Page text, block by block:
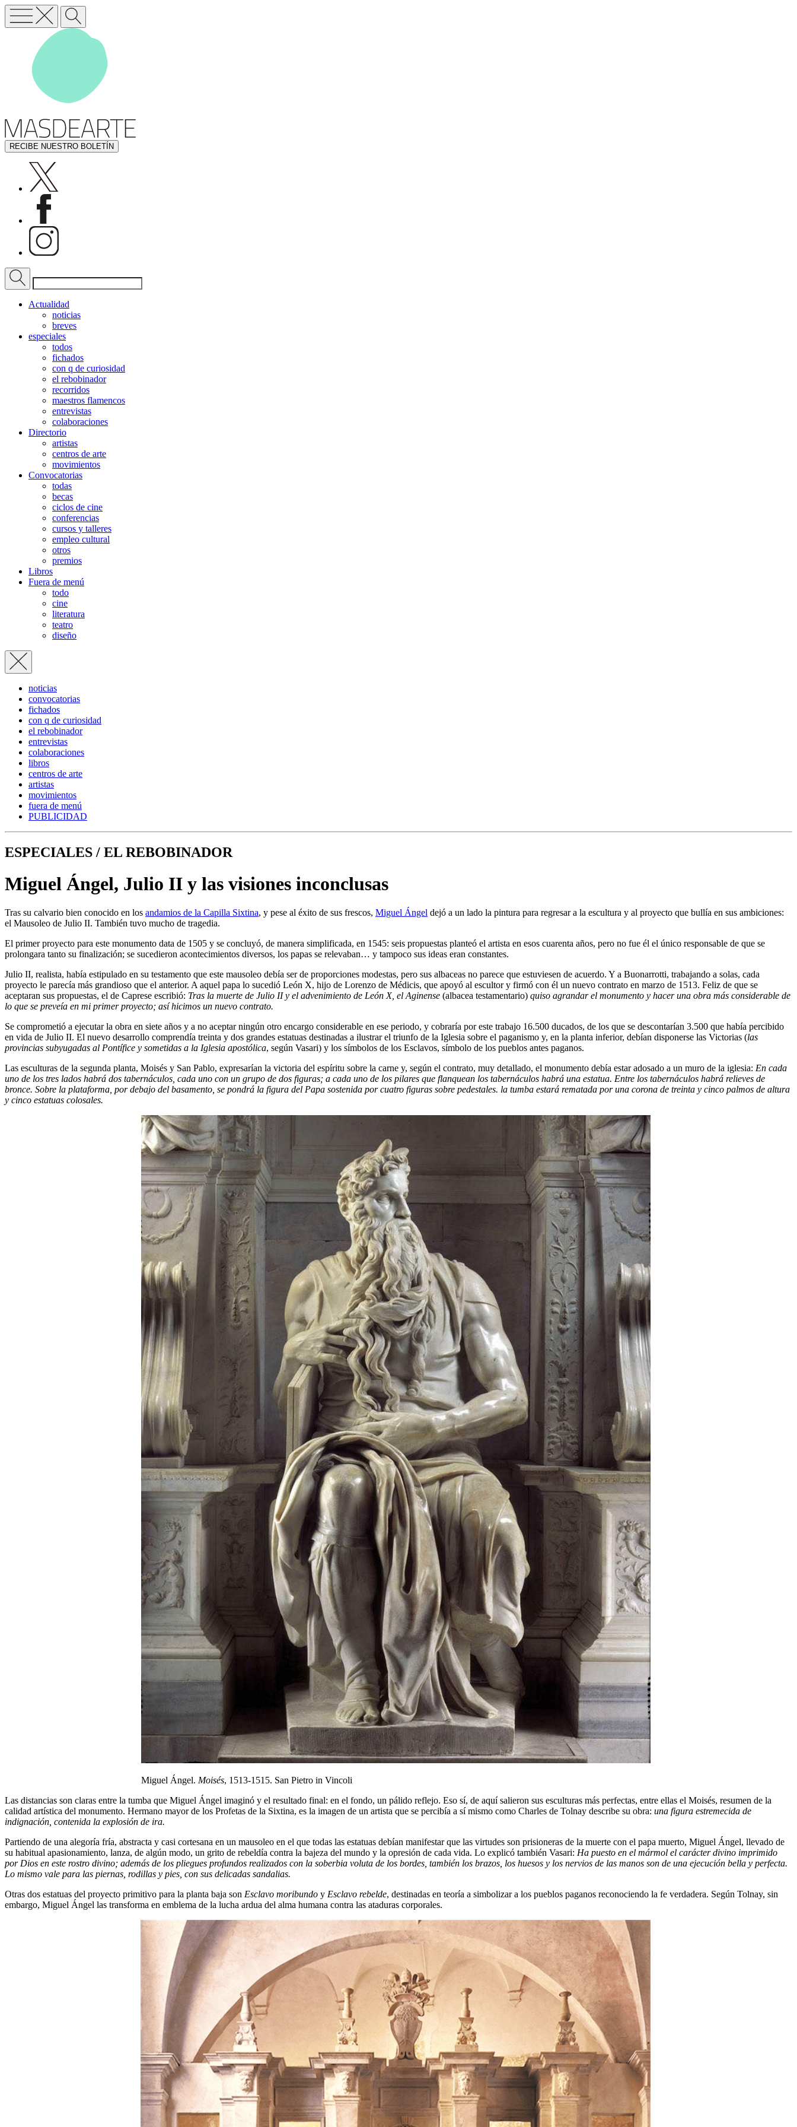
RECIBE NUESTRO BOLETÍN
Actualidad
noticias
breves
especiales
todos
fichados
con q de curiosidad
el rebobinador
recorridos
maestros flamencos
entrevistas
colaboraciones
Directorio
artistas
centros de arte
movimientos
Convocatorias
todas
becas
ciclos de cine
conferencias
cursos y talleres
empleo cultural
otros
premios
Libros
Fuera de menú
todo
cine
literatura
teatro
diseño
noticias
convocatorias
fichados
con q de curiosidad
el rebobinador
entrevistas
colaboraciones
libros
centros de arte
artistas
movimientos
fuera de menú
PUBLICIDAD
ESPECIALES / EL REBOBINADOR
Miguel Ángel, Julio II y las visiones inconclusas
Tras su calvario bien conocido en los andamios de la Capilla Sixtina, y pese al éxito de sus frescos, Miguel Ángel dejó a un lado la pintura para regresar a la escultura y al proyecto que bullía en sus ambiciones:
el Mausoleo de Julio II. También tuvo mucho de tragedia.
El primer proyecto para este monumento data de 1505 y se concluyó, de manera simplificada, en 1545: seis propuestas planteó el artista en esos cuarenta años, pero no fue él el único responsable de que se
prolongara tanto su finalización; se sucedieron acontecimientos diversos, los papas se relevaban… y tampoco sus ideas eran constantes.
Julio II, realista, había estipulado en su testamento que este mausoleo debía ser de proporciones modestas, pero sus albaceas no parece que estuviesen de acuerdo. Y a Buonarrotti, trabajando a solas, cada
proyecto le parecía más grandioso que el anterior. A aquel papa lo sucedió León X, hijo de Lorenzo de Médicis, que apoyó al escultor y firmó con él un nuevo contrato en marzo de 1513. Feliz de que se
aceptaran sus propuestas, el de Caprese escribió: Tras la muerte de Julio II y el advenimiento de León X, el Aginense (albacea testamentario) quiso agrandar el monumento y hacer una obra más considerable de
lo que se preveía en mi primer proyecto; así hicimos un nuevo contrato.
Se comprometió a ejecutar la obra en siete años y a no aceptar ningún otro encargo considerable en ese periodo, y cobraría por este trabajo 16.500 ducados, de los que se descontarían 3.500 que había percibido
en vida de Julio II. El nuevo desarrollo comprendía treinta y dos grandes estatuas destinadas a ilustrar el triunfo de la Iglesia sobre el paganismo y, en la planta inferior, debían disponerse las Victorias (las
provincias subyugadas al Pontífice y sometidas a la Iglesia apostólica, según Vasari) y los símbolos de los Esclavos, símbolo de los pueblos antes paganos.
Las esculturas de la segunda planta, Moisés y San Pablo, expresarían la victoria del espíritu sobre la carne y, según el contrato, muy detallado, el monumento debía estar adosado a un muro de la iglesia: En cada
uno de los tres lados habrá dos tabernáculos, cada uno con un grupo de dos figuras; a cada uno de los pilares que flanquean los tabernáculos habrá una estatua. Entre los tabernáculos habrá relieves de
bronce. Sobre la plataforma, por debajo del basamento, se pondrá la figura del Papa sostenida por cuatro figuras sobre pedestales. la tumba estará rematada por una corona de treinta y cinco palmos de altura
y cinco estatuas colosales.
Miguel Ángel. Moisés, 1513-1515. San Pietro in Vincoli
Las distancias son claras entre la tumba que Miguel Ángel imaginó y el resultado final: en el fondo, un pálido reflejo. Eso sí, de aquí salieron sus esculturas más perfectas, entre ellas el Moisés, resumen de la
calidad artística del monumento. Hermano mayor de los Profetas de la Sixtina, es la imagen de un artista que se percibía a sí mismo como Charles de Tolnay describe su obra: una figura estremecida de
indignación, contenida la explosión de ira.
Partiendo de una alegoría fría, abstracta y casi cortesana en un mausoleo en el que todas las estatuas debían manifestar que las virtudes son prisioneras de la muerte con el papa muerto, Miguel Ángel, llevado de
su habitual apasionamiento, lanza, de algún modo, un grito de rebeldía contra la bajeza del mundo y la opresión de cada vida. Lo explicó también Vasari: Ha puesto en el mármol el carácter divino imprimido
por Dios en este rostro divino; además de los pliegues profundos realizados con la soberbia voluta de los bordes, también los brazos, los huesos y los nervios de las manos son de una ejecución bella y perfecta.
Lo mismo vale para las piernas, rodillas y pies, con sus delicadas sandalias.
Otras dos estatuas del proyecto primitivo para la planta baja son Esclavo moribundo y Esclavo rebelde, destinadas en teoría a simbolizar a los pueblos paganos reconociendo la fe verdadera. Según Tolnay, sin
embargo, Miguel Ángel las transforma en emblema de la lucha ardua del alma humana contra las ataduras corporales.